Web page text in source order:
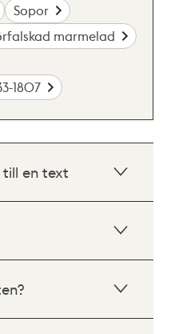
Sopor
marmelad
1807
till en text